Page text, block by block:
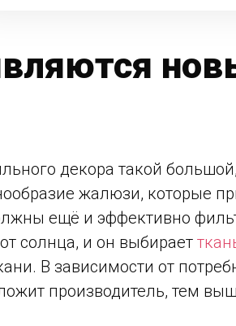
декора такой
жалюзи, которые
ещё и эффективно
солнца, и он выбирает
В зависимости от
производитель, тем